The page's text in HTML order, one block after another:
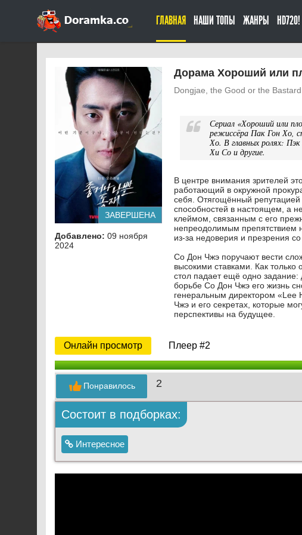
ГЛАВНАЯ НАШИ ТОПЫ ЖАНРЫ HD720!
Дорама Хороший или
Dongjae, the Good or the
Сериал «Хороший или
режиссёра Пак Гон Хо,
Хо. В главных ролях:
Хи Со и другие.
В центре внимания зрителей
работающий в окружной
себя. Отягощённый
способностей в настоящем, а
клеймом, связанным с его
непреодолимым препятствием
из-за недоверия и презрения
Со Дон Чжэ поручают вести
высокими ставками. Как
стол падает ещё одно
борьбе Со Дон Чжэ его жизнь
генеральным директором
Чжэ и его секретах, которые
перспективы на будущее.
ЗАВЕРШЕНА
Добавлено: 09 ноября
2024
Онлайн просмотр Плеер #2
2
Понравилось
Состоит в подборках:
Интересное